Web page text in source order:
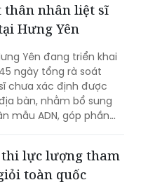
thân nhân liệt sĩ
Hưng Yên
Yên đang triển khai
ngày tổng rà soát
chưa xác định được
bàn, nhằm bổ sung
mẫu ADN, góp phần
lực lượng tham
toàn quốc